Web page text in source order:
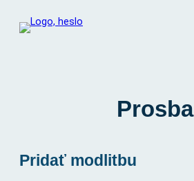
Prosba
Pridať modlitbu